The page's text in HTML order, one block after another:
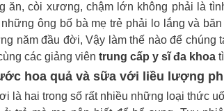
ăn, còi xương, chậm lớn không phải là
ông bố bà mẹ trẻ phải lo lắng và
năm đầu đời, Vậy làm thế nào để chúng
các giảng viên trung cấp y sĩ đa khoa
hoa quả và sữa với liều lượng
là hai trong số rất nhiều những loại thức